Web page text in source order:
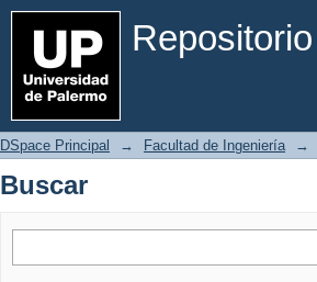
Buscar
DSpace Principal → Facultad de Ingeniería →
Buscar